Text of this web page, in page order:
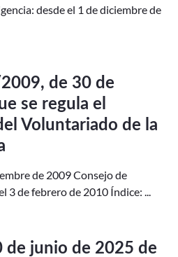
desde el 1 de diciembre de
de 30 de
se regula el
Voluntariado de la
de 2009 Consejo de
3 de febrero de 2010 Índice: ...
de junio de 2025 de